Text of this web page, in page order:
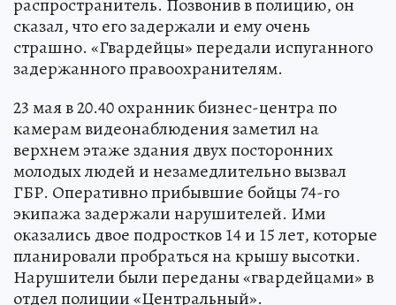
распространитель. Позвонив в полицию, он
сказал, что его задержали и ему очень
страшно. «Гвардейцы» передали испуганного
задержанного правоохранителям.
23 мая в 20.40 охранник бизнес-центра по
камерам видеонаблюдения заметил на
верхнем этаже здания двух посторонних
молодых людей и незамедлительно вызвал
ГБР. Оперативно прибывшие бойцы 74-го
экипажа задержали нарушителей. Ими
оказались двое подростков 14 и 15 лет, которые
планировали пробраться на крышу высотки.
Нарушители были переданы «гвардейцами» в
отдел полиции «Центральный».